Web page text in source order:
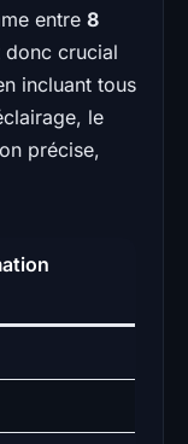
entre 8
donc crucial
incluant tous
le
précise,